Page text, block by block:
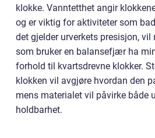
klokke. Vanntetthet angir
og er viktig for aktiviteter som
det gjelder urverkets presisjon, vil
som bruker en balansefjær ha
forhold til kvartsdrevne klokker.
klokken vil avgjøre hvordan den
mens materialet vil påvirke både
holdbarhet.